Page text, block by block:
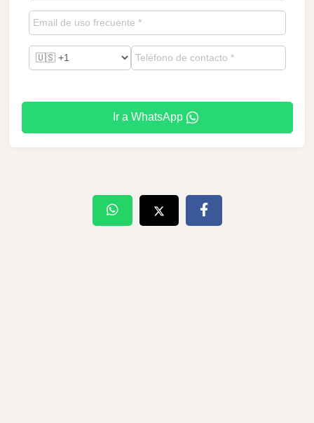
Ir a WhatsApp